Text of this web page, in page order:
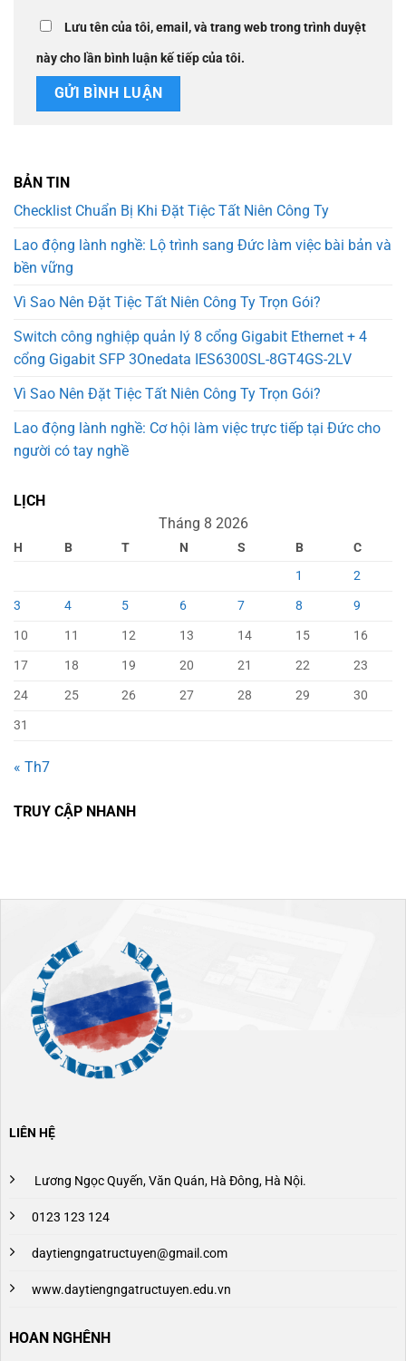
Lưu tên của tôi, email, và trang web trong trình duyệt
này cho lần bình luận kế tiếp của tôi.
BẢN TIN
Checklist Chuẩn Bị Khi Đặt Tiệc Tất Niên Công Ty
Lao động lành nghề: Lộ trình sang Đức làm việc bài bản và
bền vững
Vì Sao Nên Đặt Tiệc Tất Niên Công Ty Trọn Gói?
Switch công nghiệp quản lý 8 cổng Gigabit Ethernet + 4
cổng Gigabit SFP 3Onedata IES6300SL-8GT4GS-2LV
Vì Sao Nên Đặt Tiệc Tất Niên Công Ty Trọn Gói?
Lao động lành nghề: Cơ hội làm việc trực tiếp tại Đức cho
người có tay nghề
LỊCH
Tháng 8 2026
H B T N S B
C
1
2
3
4 5 6 7 8
9
10
11 12 13 14 15
16
17
18 19 20 21 22
23
24
25 26 27 28 29
30
31
« Th7
TRUY CẬP NHANH
LIÊN HỆ
Lương Ngọc Quyến, Văn Quán, Hà Đông, Hà Nội.
0123 123 124
daytiengngatructuyen@gmail.com
www.daytiengngatructuyen.edu.vn
HOAN NGHÊNH